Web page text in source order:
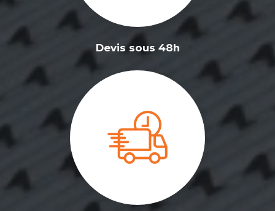
Devis sous 48h